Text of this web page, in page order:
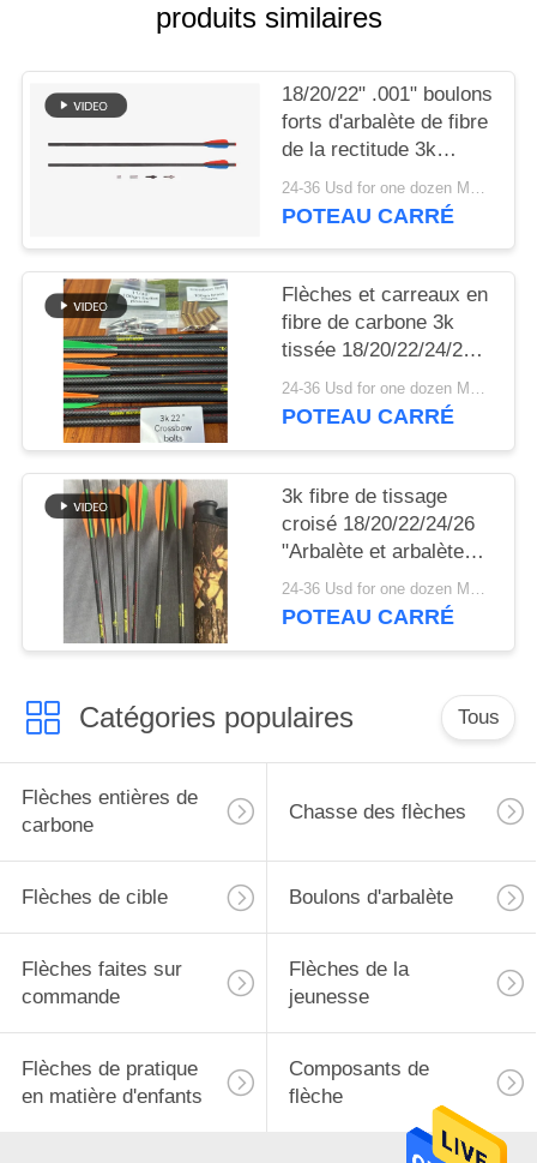
PLAN
DU
SITE
DE
CONFIDENTIALITÉ
produits similaires
18/20/22" .001" boulons
forts d'arbalète de fibre
de la rectitude 3k
CrossWoven
24-36 Usd for one dozen MOQ:2 douzaines
POTEAU CARRÉ
Flèches et carreaux en
fibre de carbone 3k
tissée 18/20/22/24/26"
Airbow et Arbalète,
rectitude .003-.001"
24-36 Usd for one dozen MOQ:2 douzaines
POTEAU CARRÉ
3k fibre de tissage
croisé 18/20/22/24/26
"Arbalète et arbalète
droiture.003-.001"
flèches et arbalètes
24-36 Usd for one dozen MOQ:2 douzaines
POTEAU CARRÉ
Catégories populaires Tous
Flèches entières de
carbone
Chasse des flèches
Flèches de cible Boulons d'arbalète
Flèches faites sur
commande
Flèches de la
jeunesse
Flèches de pratique
en matière d'enfants
Composants de
flèche